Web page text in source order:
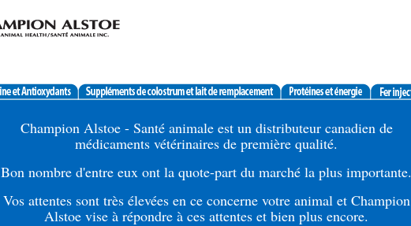
Champion Alstoe - Santé animale est un distributeur canadien de
médicaments vétérinaires de première qualité.
Bon nombre d'entre eux ont la quote-part du marché la plus importante.
Vos attentes sont très élevées en ce concerne votre animal et Champion
Alstoe vise à répondre à ces attentes et bien plus encore.